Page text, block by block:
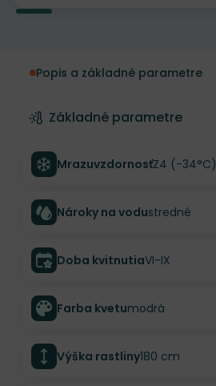
Popis a základné parametre
Základné parametre
MrazuvzdornosťZ4 (-34°C)
Nároky na vodustredné
Doba kvitnutiaVI-IX
Farba kvetumodrá
Výška rastliny180 cm